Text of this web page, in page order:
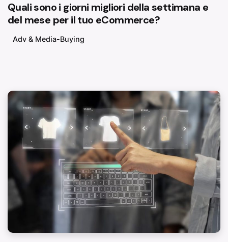
Quali sono i giorni migliori della settimana e
del mese per il tuo eCommerce?
Adv & Media-Buying